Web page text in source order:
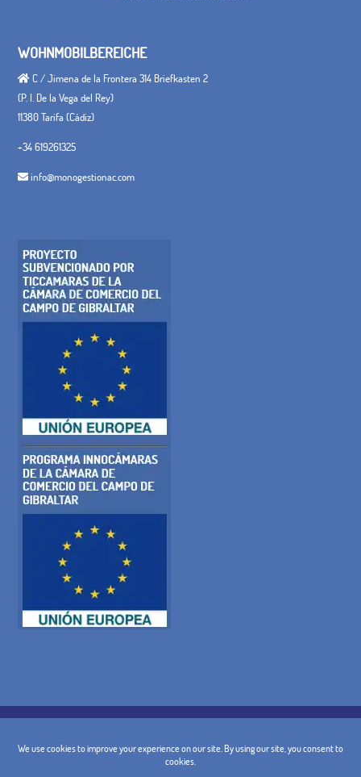
WOHNMOBILBEREICHE
C / Jimena de la Frontera 314 Briefkasten 2
(P. I. De la Vega del Rey)
11380 Tarifa (Cádiz)
+34 619261325
info@monogestionac.com
RECHTLICHE WARNUNG
ALLGEMEINE BEDINGUNGEN
STORNIERUNGSBEDINGUNGEN